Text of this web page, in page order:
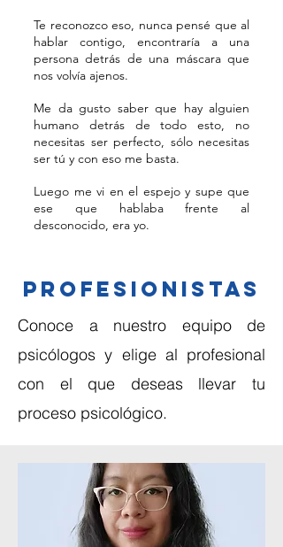
Te reconozco eso, nunca pensé que al
hablar contigo, encontraría a una
persona detrás de una máscara que
nos volvía ajenos.
Me da gusto saber que hay alguien
humano detrás de todo esto, no
necesitas ser perfecto, sólo necesitas
ser tú y con eso me basta.
Luego me vi en el espejo y supe que
ese que hablaba frente al
desconocido, era yo.
PROFESIONISTAS
Conoce a nuestro equipo de
psicólogos y elige al profesional
con el que deseas llevar tu
proceso psicológico.